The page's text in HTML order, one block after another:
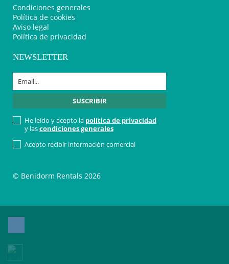
Condiciones generales
Política de cookies
Aviso legal
Política de privacidad
NEWSLETTER
He leído y acepto la política de privacidad
y lascondiciones generales
Acepto recibir información comercial
© Benidorm Rentals 2026